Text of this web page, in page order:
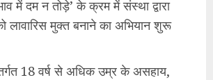
में दम न तोड़े’ के क्रम में संस्था द्वारा
लावारिस मुक्त बनाने का अभियान शुरू
18 वर्ष से अधिक उम्र के असहाय,